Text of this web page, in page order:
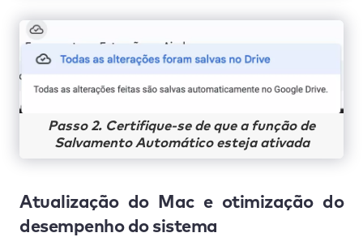
Passo 2. Certifique-se de que a função de
Salvamento Automático esteja ativada
Atualização do Mac e otimização do
desempenho do sistema